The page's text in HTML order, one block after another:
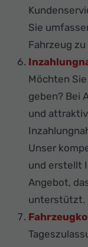
Sie
Fahrzeug zu
Möchten
geben? Bei
und
Unser
und erstellt
Angebot,
unterstützt.